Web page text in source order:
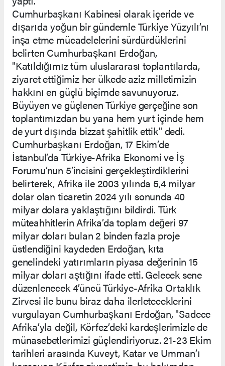
Cumhurbaşkanı Kabinesi olarak içeride ve
dışarıda yoğun bir gündemle Türkiye Yüzyılı’nı
inşa etme mücadelelerini sürdürdüklerini
belirten Cumhurbaşkanı Erdoğan,
"Katıldığımız tüm uluslararası toplantılarda,
ziyaret ettiğimiz her ülkede aziz milletimizin
hakkını en güçlü biçimde savunuyoruz.
Büyüyen ve güçlenen Türkiye gerçeğine son
toplantımızdan bu yana hem yurt içinde hem
de yurt dışında bizzat şahitlik ettik" dedi.
Cumhurbaşkanı Erdoğan, 17 Ekim’de
İstanbul’da Türkiye-Afrika Ekonomi ve İş
Forumu’nun 5’incisini gerçekleştirdiklerini
belirterek, Afrika ile 2003 yılında 5,4 milyar
dolar olan ticaretin 2024 yılı sonunda 40
milyar dolara yaklaştığını bildirdi. Türk
müteahhitlerin Afrika’da toplam değeri 97
milyar doları bulan 2 binden fazla proje
üstlendiğini kaydeden Erdoğan, kıta
genelindeki yatırımların piyasa değerinin 15
milyar doları aştığını ifade etti. Gelecek sene
düzenlenecek 4’üncü Türkiye-Afrika Ortaklık
Zirvesi ile bunu biraz daha ilerleteceklerini
vurgulayan Cumhurbaşkanı Erdoğan, "Sadece
Afrika’yla değil, Körfez’deki kardeşlerimizle de
münasebetlerimizi güçlendiriyoruz. 21-23 Ekim
tarihleri arasında Kuveyt, Katar ve Umman’ı